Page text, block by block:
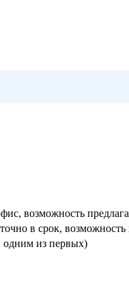
возможность
в срок,
одним из первых)